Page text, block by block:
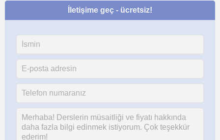
İletişime geç - ücretsiz!